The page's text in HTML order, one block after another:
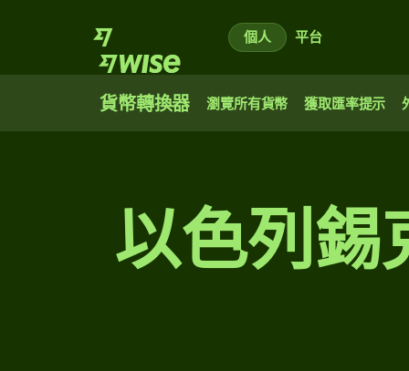
個人 平台
貨幣轉換器 瀏覽所有貨幣 獲取匯率提示
以色列錫